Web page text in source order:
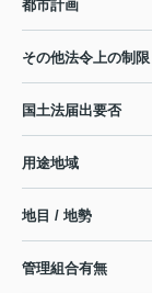
都市計画
その他法令上の制限
国土法届出要否
用途地域
地目 / 地勢
管理組合有無